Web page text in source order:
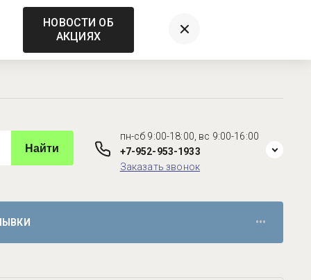
НОВОСТИ ОБ
АКЦИЯХ
Найти
пн-сб 9:00-18:00, вс 9:00-16:00
+7-952-953-1933
Заказать звонок
•••